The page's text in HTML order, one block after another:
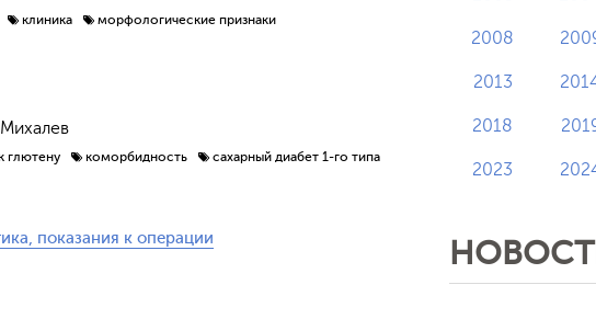
клиника
морфологические признаки
глютену коморбидность
сахарный диабет 1-го типа
показания к операции
2008
2013
2018
2023